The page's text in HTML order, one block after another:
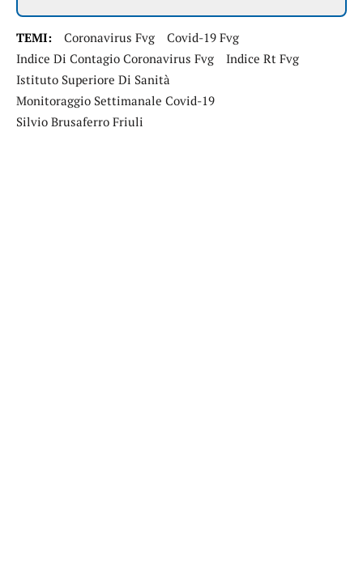
TEMI: Coronavirus Fvg
Covid-19 Fvg
Indice Di Contagio Coronavirus Fvg
Indice Rt Fvg
Istituto Superiore Di Sanità
Monitoraggio Settimanale Covid-19
Silvio Brusaferro Friuli